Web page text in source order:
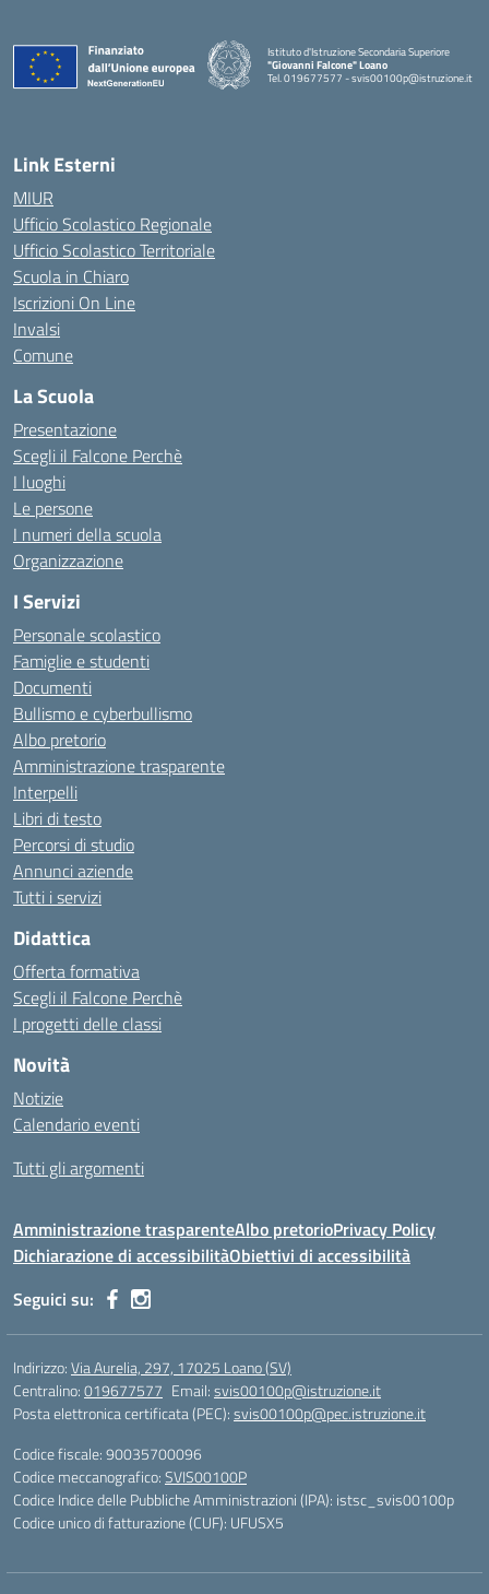
Istituto d'Istruzione Secondaria Superiore
"Giovanni Falcone" Loano
Tel. 019677577 - svis00100p@istruzione.it
— Visita la pagina iniziale della scuola
Link Esterni
MIUR
Ufficio Scolastico Regionale
Ufficio Scolastico Territoriale
Scuola in Chiaro
Iscrizioni On Line
Invalsi
Comune
La Scuola
Presentazione
Scegli il Falcone Perchè
I luoghi
Le persone
I numeri della scuola
Organizzazione
I Servizi
Personale scolastico
Famiglie e studenti
Documenti
Bullismo e cyberbullismo
Albo pretorio
Amministrazione trasparente
Interpelli
Libri di testo
Percorsi di studio
Annunci aziende
Tutti i servizi
Didattica
Offerta formativa
Scegli il Falcone Perchè
I progetti delle classi
Novità
Notizie
Calendario eventi
Tutti gli argomenti
Amministrazione trasparenteAlbo pretorioPrivacy Policy
Dichiarazione di accessibilitàObiettivi di accessibilità
Seguici su:
Indirizzo:Via Aurelia, 297, 17025 Loano (SV)
Centralino:019677577 Email:svis00100p@istruzione.it
Posta elettronica certificata (PEC):svis00100p@pec.istruzione.it
Codice fiscale: 90035700096
Codice meccanografico:SVIS00100P
Codice Indice delle Pubbliche Amministrazioni (IPA): istsc_svis00100p
Codice unico di fatturazione (CUF): UFUSX5